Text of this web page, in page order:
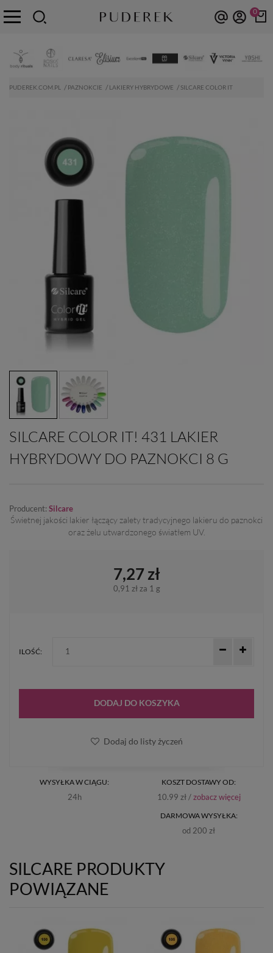
0
PUDEREK.COM.PL PAZNOKCIE LAKIERY HYBRYDOWE SILCARE COLOR IT
SILCARE COLOR IT! 431 LAKIER
HYBRYDOWY DO PAZNOKCI 8 G
Producent: Silcare
Świetnej jakości lakier łączący zalety tradycyjnego lakieru do paznokci
oraz żelu utwardzonego światłem UV.
WYSYŁKA W CIĄGU:
24h
KOSZT DOSTAWY OD:
10.99 zł /zobacz więcej
DARMOWA WYSYŁKA:
od 200 zł
7,27 zł
0,91 złza 1 g
ILOŚĆ:
DODAJ DO KOSZYKA
Dodaj do listy życzeń
SILCARE PRODUKTY
POWIĄZANE